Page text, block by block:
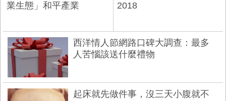
業生態」和平產業
2018
西洋情人節網路口碑大調查：最多
人苦惱該送什麼禮物
起床就先做件事，沒三天小腹就不